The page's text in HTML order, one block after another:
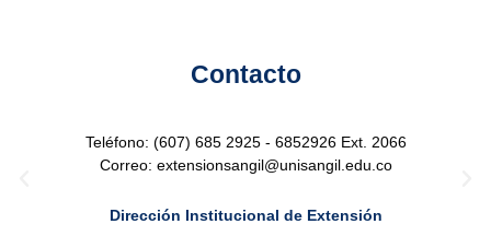
Contacto
Teléfono: (607) 685 2925 - 6852926 Ext. 2066
Correo: extensionsangil@unisangil.edu.co
Dirección Institucional de Extensión